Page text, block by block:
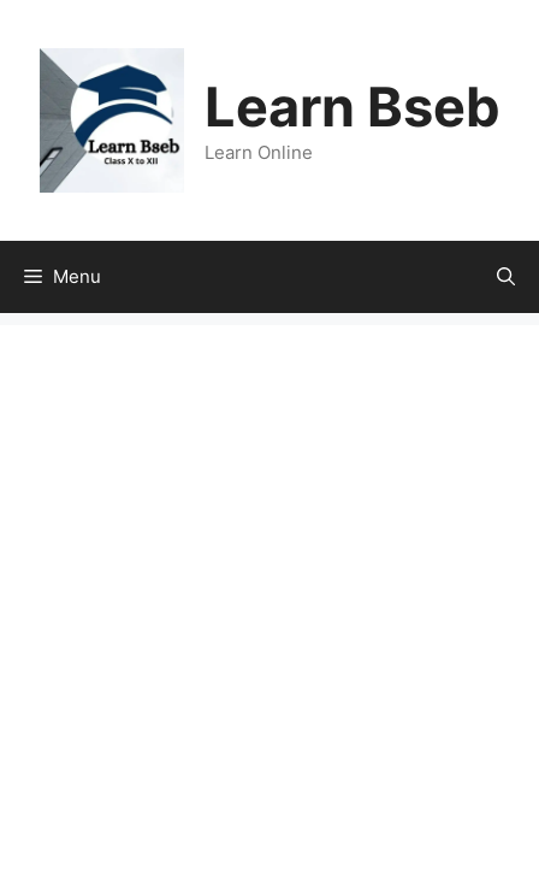
Learn Bseb
Learn Online
Menu